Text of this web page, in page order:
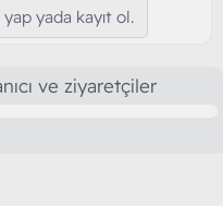
yada kayıt ol.
ve ziyaretçiler